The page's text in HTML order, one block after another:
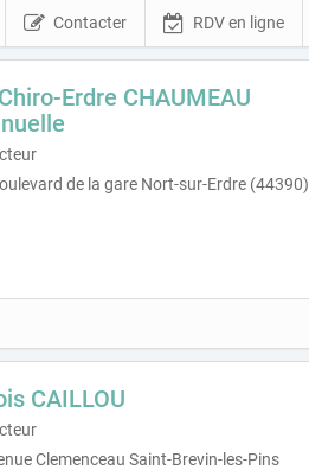
RDV en ligne
Contacter
Erdre CHAUMEAU
de la gare Nort-sur-Erdre (44390)
CAILLOU
Clemenceau Saint-Brevin-les-Pins